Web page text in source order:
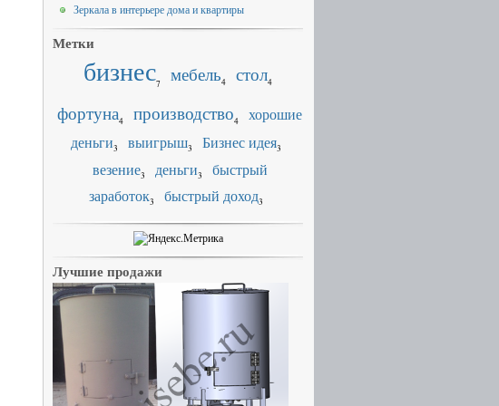
Зеркала в интерьере дома и квартиры
Метки
бизнес7 мебель4 стол4
фортуна4 производство4
хорошие
деньги3 выигрыш3 Бизнес идея3
везение3 деньги3
быстрый
заработок3 быстрый доход3
Лучшие продажи